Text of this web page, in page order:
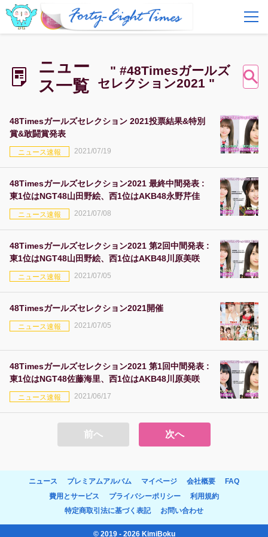
FAQ
ログイン 会員登録
ニュー
ス一覧
" #48Timesガールズ
セレクション2021 "
48Timesガールズセレクション 2021投票結果&特別
賞&敢闘賞発表
ニュース速報 2021/07/19
48Timesガールズセレクション2021 最終中間発表 :
東1位はNGT48山田野絵、西1位はAKB48永野芹佳
ニュース速報 2021/07/08
48Timesガールズセレクション2021 第2回中間発表 :
東1位はNGT48山田野絵、西1位はAKB48川原美咲
ニュース速報 2021/07/05
48Timesガールズセレクション2021開催
ニュース速報 2021/07/05
48Timesガールズセレクション2021 第1回中間発表 :
東1位はNGT48佐藤海里、西1位はAKB48川原美咲
ニュース速報 2021/06/17
前へ 次へ
ニュース プレミアムアルバム マイページ 会社概要
FAQ
費用とサービス
プライバシーポリシー
利用規約
特定商取引法に基づく表記
お問い合わせ
© 2019 - 2026 KimiBoku